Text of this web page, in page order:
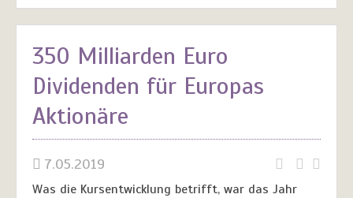
350 Milliarden Euro
Dividenden für Europas
Aktionäre
7.05.2019
Was die Kursentwicklung betrifft, war das Jahr